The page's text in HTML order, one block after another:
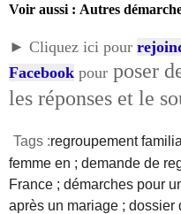
Voir aussi : Autres
► Cliquez ici pour
Facebook pour poser
les réponses et le
Tags :regroupement
femme en ; demande de
France ; démarches pour
après un mariage ; dossier